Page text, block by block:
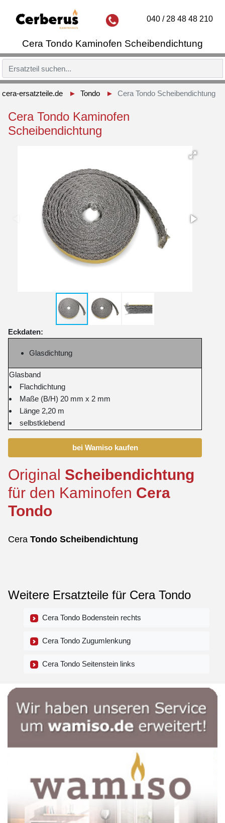
Cera Tondo Kaminofen Scheibendichtung
040 / 28 48 48 210
cera-ersatzteile.de Tondo Cera Tondo Scheibendichtung
Cera Tondo Kaminofen
Scheibendichtung
Eckdaten:
Glasdichtung
Glasband
Flachdichtung
Maße (B/H) 20 mm x 2 mm
Länge 2,20 m
selbstklebend
bei Wamiso kaufen
Original Scheibendichtung
für den Kaminofen Cera
Tondo
Cera Tondo Scheibendichtung
Weitere Ersatzteile für Cera Tondo
Cera Tondo Bodenstein rechts
Cera Tondo Zugumlenkung
Cera Tondo Seitenstein links